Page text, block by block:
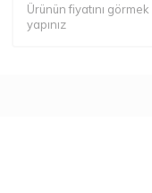
Ürünün fiyatını
yapınız